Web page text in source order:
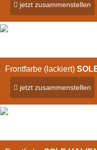
jetzt zusammenstellen
Frontfarbe (lackiert)
jetzt zusammenstellen